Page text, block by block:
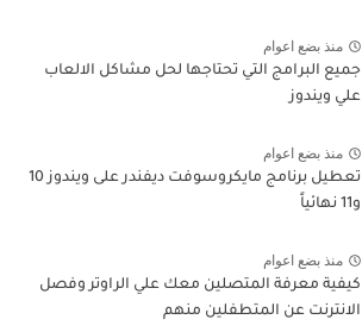
منذ بضع اعوام
جميع البرامج التي تحتاجها لحل مشاكل الالعاب
علي ويندوز
منذ بضع اعوام
تعطيل برنامج مايكروسوفت ديفندر على ويندوز 10
و11 نهائياً
منذ بضع اعوام
كيفية معرفة المتصلين معك علي الراوتر وفصل
الانترنت عن المتطفلين منهم